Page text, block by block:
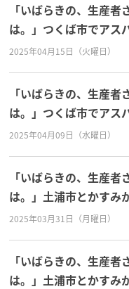
「いばらきの、生産者
は。」つくば市でアス
している、すどう農園
2025年04月15日（火曜日）
「いばらきの、生産者
は。」つくば市でアス
している、すどう農園
2025年04月09日（水曜日）
「いばらきの、生産者
は。」土浦市とかすみ
菜を生産している、株
ん！
2025年03月31日（月曜日）
「いばらきの、生産者
は。」土浦市とかすみ